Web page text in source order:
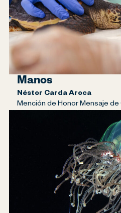
Manos
Néstor Carda Aroca
Mención de Honor Mensaje